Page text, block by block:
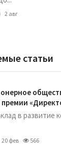
2 авг
статьи
в развитие
20 фев 566